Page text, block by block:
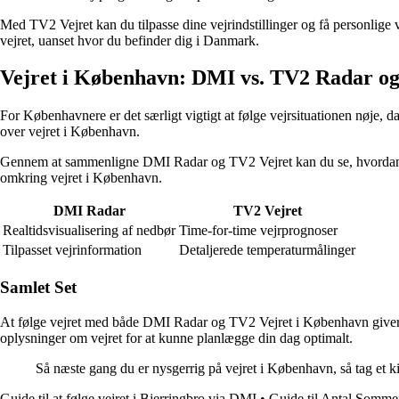
Med TV2 Vejret kan du tilpasse dine vejrindstillinger og få
vejret, uanset hvor du befinder dig i Danmark.
Vejret i København: DMI vs. TV2 Radar
For Københavnere er det særligt vigtigt at følge vejrsituationen nøje,
over vejret i København.
Gennem at sammenligne DMI Radar og TV2 Vejret kan du se,
omkring vejret i København.
DMI Radar
TV2 Vejret
Realtidsvisualisering af nedbør Time-for-time vejrprognoser
Tilpasset vejrinformation
Detaljerede temperaturmålinger
Samlet Set
At følge vejret med både DMI Radar og TV2 Vejret i København
oplysninger om vejret for at kunne planlægge din dag optimalt.
Så næste gang du er nysgerrig på vejret i København, så tag